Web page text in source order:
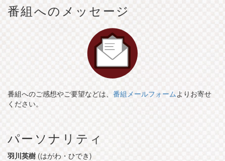
番組へのメッセージ
番組へのご感想やご要望などは、 番組メールフォーム よりお寄せ
ください。
パーソナリティ
羽川英樹 (はがわ・ひでき)